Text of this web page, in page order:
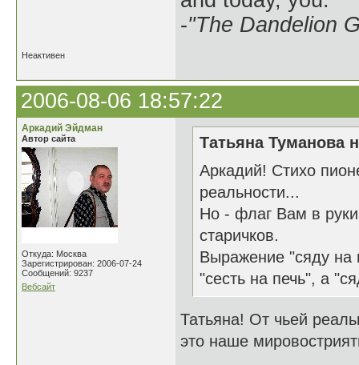
-"The Dandelion
Неактивен
2006-08-06 18:57:22
Аркадий Эйдман
Автор сайта
Откуда: Москва
Зарегистрирован: 2006-07-24
Сообщений: 9237
Вебсайт
Татьяна Туманова
Аркадий! Стихо
реальности...
Но - флаг Вам в
старичков.
Выражение "сяду на
"сесть на печь", а
Татьяна! От чьей
это наше